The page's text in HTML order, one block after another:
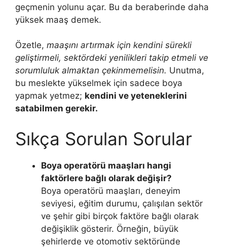
geçmenin yolunu açar. Bu da beraberinde daha
yüksek maaş demek.
Özetle, maaşını artırmak için kendini sürekli
geliştirmeli, sektördeki yenilikleri takip etmeli ve
sorumluluk almaktan çekinmemelisin. Unutma,
bu meslekte yükselmek için sadece boya
yapmak yetmez; kendini ve yeteneklerini
satabilmen gerekir.
Sıkça Sorulan Sorular
Boya operatörü maaşları hangi
faktörlere bağlı olarak değişir?
Boya operatörü maaşları, deneyim
seviyesi, eğitim durumu, çalışılan sektör
ve şehir gibi birçok faktöre bağlı olarak
değişiklik gösterir. Örneğin, büyük
şehirlerde ve otomotiv sektöründe